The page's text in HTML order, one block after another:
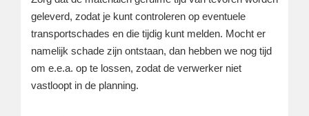
geleverd, zodat je kunt controleren op eventuele
transportschades en die tijdig kunt melden. Mocht er
namelijk schade zijn ontstaan, dan hebben we nog tijd
om e.e.a. op te lossen, zodat de verwerker niet
vastloopt in de planning.